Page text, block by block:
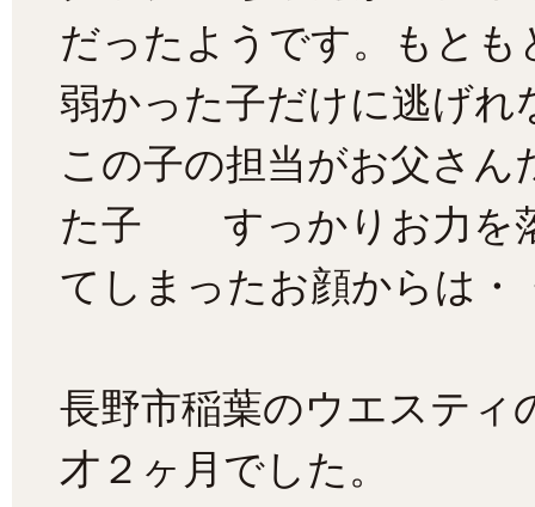
だったようです。もとも
弱かった子だけに逃げ
この子の担当がお父さ
た子 すっかりお力を
てしまったお顔からは・
長野市稲葉のウエスティ
才２ヶ月でした。